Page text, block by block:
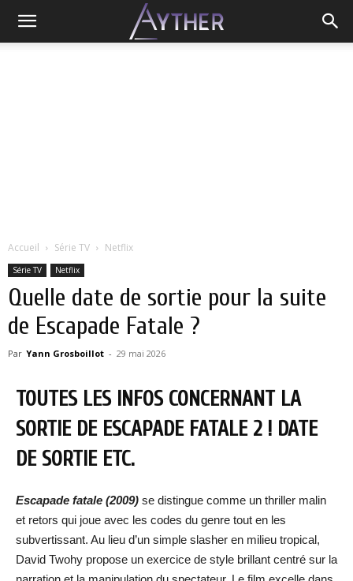
Accueil Série TV Netflix
Série TV Netflix
Quelle date de sortie pour la suite
de Escapade Fatale ?
Par Yann Grosboillot - 29 mai 2026
TOUTES LES INFOS CONCERNANT LA
SORTIE DE ESCAPADE FATALE 2 ! DATE
DE SORTIE ETC.
Escapade fatale (2009) se distingue comme un thriller malin
et retors qui joue avec les codes du genre tout en les
subvertissant. Au lieu d’un simple slasher en milieu tropical,
David Twohy propose un exercice de style brillant centré sur la